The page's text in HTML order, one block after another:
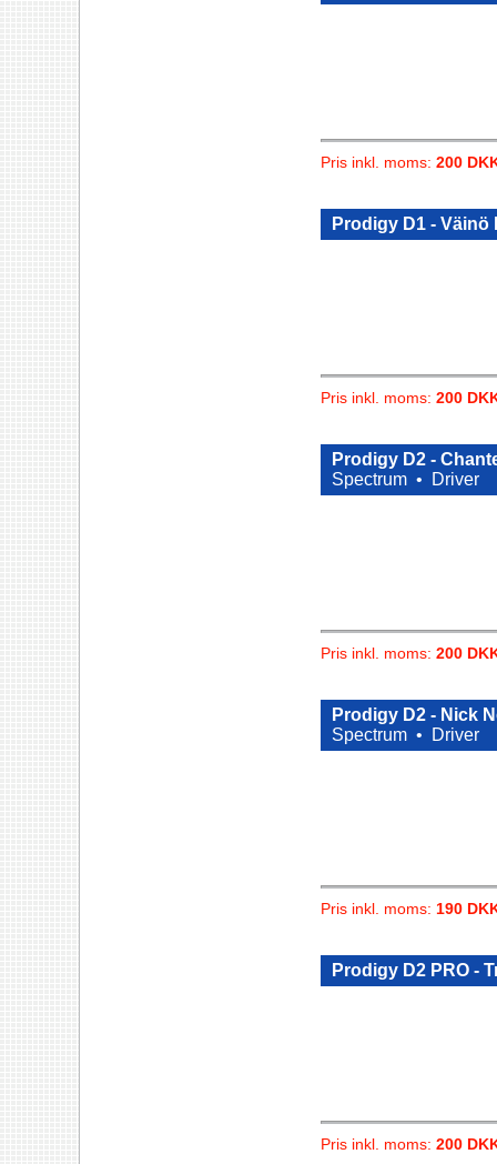
Pris inkl. moms: 200
Prodigy D1 - Väinö
Pris inkl. moms: 200
Prodigy D2 -
Spectrum •
Driver
Pris inkl. moms: 200
Prodigy D2 - Nick
Spectrum •
Driver
Pris inkl. moms: 190
Prodigy D2 PRO -
Pris inkl. moms: 200